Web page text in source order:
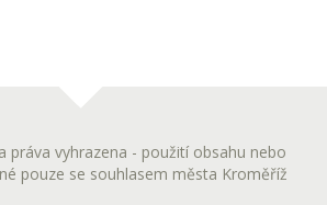
práva vyhrazena - použití obsahu nebo
pouze se souhlasem města Kroměříž